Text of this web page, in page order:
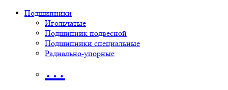
Подшипники
Игольчатые
Подшипник подвесной
Подшипники специальные
Радиально-упорные
…